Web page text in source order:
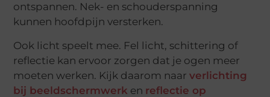
ontspannen. Nek- en schouderspanning
kunnen hoofdpijn versterken.
Ook licht speelt mee. Fel licht, schittering of
reflectie kan ervoor zorgen dat je ogen meer
moeten werken. Kijk daarom naarverlichting
bij beeldschermwerk en reflectie op